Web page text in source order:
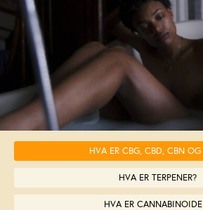
HVA ER CBG, CBD, CBN
HVA ER TERPENER?
HVA ER